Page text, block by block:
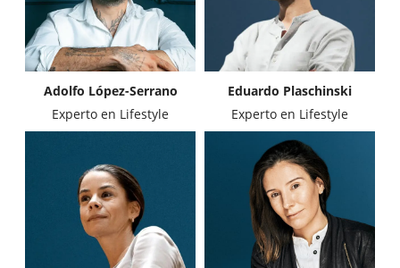
Adolfo López-Serrano
Experto en Lifestyle
Eduardo Plaschinski
Experto en Lifestyle